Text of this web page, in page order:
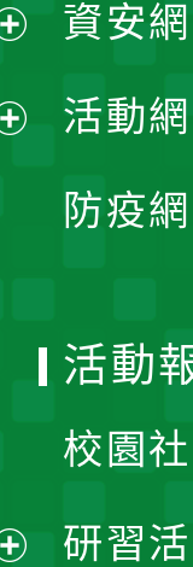
資安
活動
防疫
活動
校園
研習